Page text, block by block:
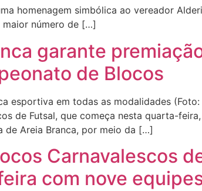
homenagem simbólica ao vereador
número de […]
garante
de Blocos
esportiva em todas as modalidades
de Futsal, que começa nesta quarta-
Areia Branca, por meio da […]
Carnavalescos
com nove